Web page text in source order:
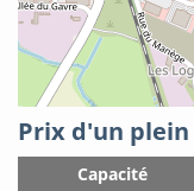
Prix d'un
Capacité